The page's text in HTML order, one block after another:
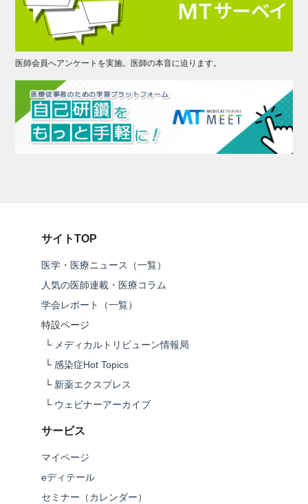
医師会員へアンケートを実施。医師の本音に迫ります。
サイトTOP
医学・医療ニュース（一覧）
人気の医師連載・医療コラム
学会レポート（一覧）
特設ページ
└ メディカルトリビューン情報局
└ 感染症Hot Topics
└ 新薬エクスプレス
└ ウェビナーアーカイブ
サービス
マイページ
eディテール
セミナー（カレンダー）